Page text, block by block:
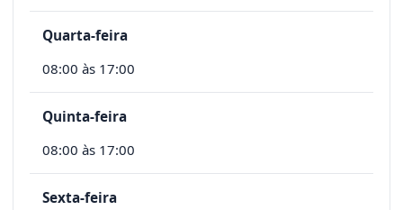
Quarta-feira
08:00 às 17:00
Quinta-feira
08:00 às 17:00
Sexta-feira